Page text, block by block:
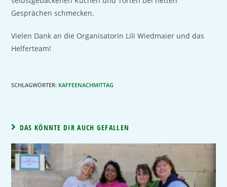
Gesprächen schmecken.
Vielen Dank an die Organisatorin Lili Wiedmaier und das
Helferteam!
SCHLAGWÖRTER: KAFFEENACHMITTAG
DAS KÖNNTE DIR AUCH GEFALLEN